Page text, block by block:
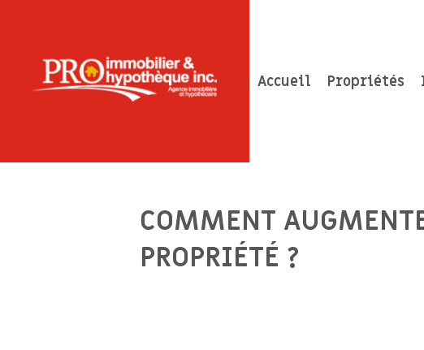
Accueil Propriétés
COMMENT
PROPRIÉTÉ ?